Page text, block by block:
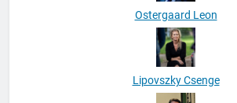
Ostergaard Leon
Lipovszky Csenge